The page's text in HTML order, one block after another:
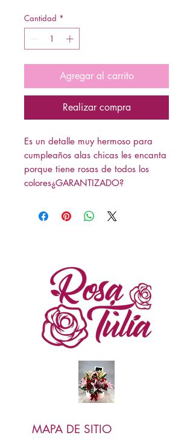
Cantidad *
Agregar al carrito
Realizar compra
Es un detalle muy hermoso para
cumpleaños alas chicas les encanta
porque tiene rosas de todos los
colores¿GARANTIZADO?
MAPA DE SITIO